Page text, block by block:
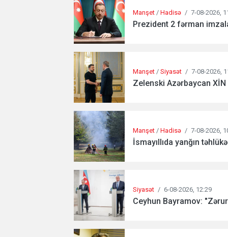
Manşet / Hadisə / 7-08-2026,
Prezident 2 fərman
Manşet / Siyasət / 7-08-2026,
Zelenski Azərbaycan
Manşet / Hadisə / 7-08-2026,
İsmayıllıda yanğın
Siyasət / 6-08-2026, 12:29
Ceyhun Bayramov: